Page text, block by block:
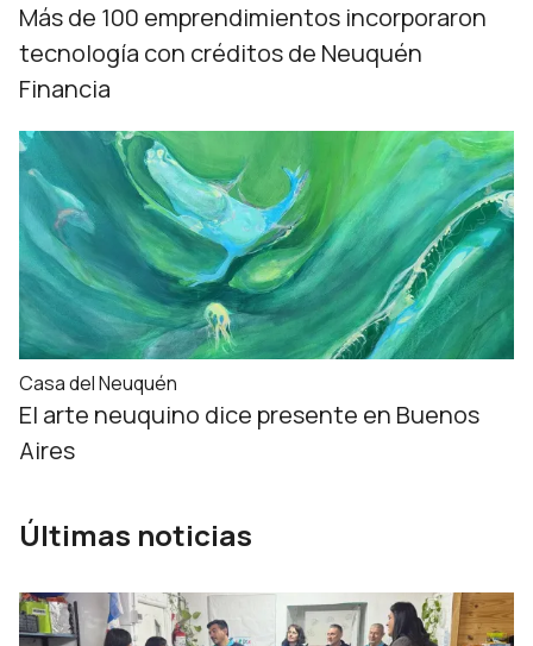
Más de 100 emprendimientos incorporaron
tecnología con créditos de Neuquén
Financia
Casa del Neuquén
El arte neuquino dice presente en Buenos
Aires
Últimas noticias